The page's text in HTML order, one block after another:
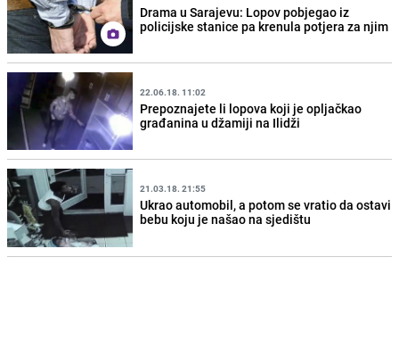
Drama u Sarajevu: Lopov pobjegao iz
policijske stanice pa krenula potjera za njim
22.06.18. 11:02
Prepoznajete li lopova koji je opljačkao
građanina u džamiji na Ilidži
21.03.18. 21:55
Ukrao automobil, a potom se vratio da ostavi
bebu koju je našao na sjedištu